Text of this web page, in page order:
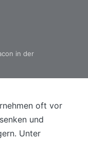
in der
oft vor
und
Unter